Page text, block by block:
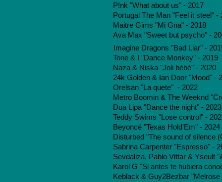
P!nk "What about us" - 2017
Portugal The Man "Feel it steel" -
Maitre Gims "Mi Gna" - 2018
Ava Max "Sweet but psycho" -
Imagine Dragons "Bad Liar" -
Tone & I "Dance Monkey" - 2019
Naza & Niska "Joli bébé" - 2020
24k Golden & Ian Door "Mood" -
Orelsan "La quete" - 2022
Metro Boomin & The Weeknd
Dua Lipa "Dance the night" - 2023
Teddy Swims "Lose control" -
Beyoncé "Texas Hold'Em" - 2024
Disturbed "The sound of silence
Sabrina Carpenter "Espresso" -
Sevdaliza, Pablo Vittar & Yseult
Karol G "Si antes te hubiera
Keblack & Guy2Bezbar "Melrose